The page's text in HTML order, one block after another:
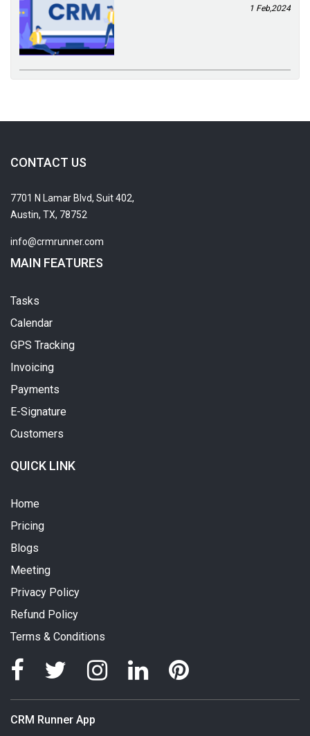
1 Feb,2024
CONTACT US
7701 N Lamar Blvd, Suit 402,
Austin, TX, 78752
info@crmrunner.com
MAIN FEATURES
Tasks
Calendar
GPS Tracking
Invoicing
Payments
E-Signature
Customers
QUICK LINK
Home
Pricing
Blogs
Meeting
Privacy Policy
Refund Policy
Terms & Conditions
CRM Runner App